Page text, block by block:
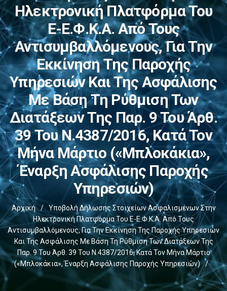
Ηλεκτρονική Πλατφόρμα Του
E-Ε.Φ.Κ.Α. Από Τους
Αντισυμβαλλόμενους, Για Την
Εκκίνηση Της Παροχής
Υπηρεσιών Και Της Ασφάλισης
Με Βάση Τη Ρύθμιση Των
Διατάξεων Της Παρ. 9 Του Άρθ.
39 Του Ν.4387/2016, Κατά Τον
Μήνα Μάρτιο («μπλοκάκια»,
Έναρξη Ασφάλισης Παροχής
Υπηρεσιών)
Αρχική /
Υποβολή Δήλωσης Στοιχείων Ασφαλισμένων Στην
Ηλεκτρονική Πλατφόρμα Του E-Ε.Φ.Κ.Α. Από Τους
Αντισυμβαλλόμενους, Για Την Εκκίνηση Της Παροχής Υπηρεσιών
Και Της Ασφάλισης Με Βάση Τη Ρύθμιση Των Διατάξεων Της
Παρ. 9 Του Άρθ. 39 Του Ν.4387/2016, Κατά Τον Μήνα Μάρτιο
(«μπλοκάκια», Έναρξη Ασφάλισης Παροχής Υπηρεσιών)
/